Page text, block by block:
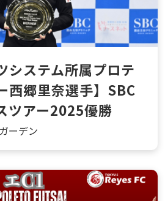
システム所属プロテ
西郷里奈選手】SBC
ツアー2025優勝
ーデン